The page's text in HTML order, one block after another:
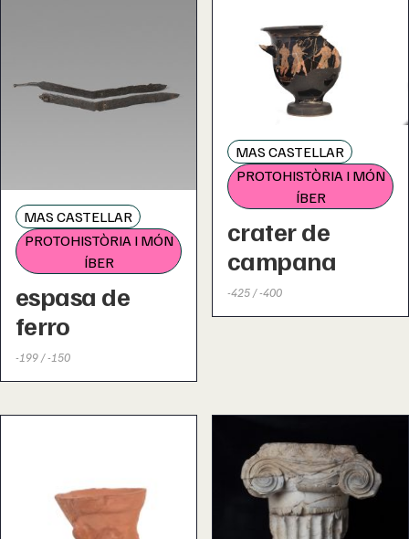
MAS CASTELLAR
PROTOHISTÒRIA I MÓN
ÍBER
espasa de
ferro
-199 / -150
MAS CASTELLAR
PROTOHISTÒRIA I MÓN
ÍBER
crater de
campana
-425 / -400